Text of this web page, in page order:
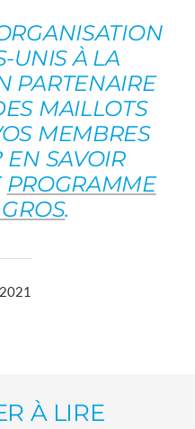
UNIS À LA
PARTENAIRE
MAILLOTS
MEMBRES
EN SAVOIR
PROGRAMME
.
À LIRE